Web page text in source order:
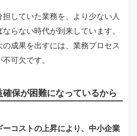
していた業務を、より少ない人
らない時代が到来しています。
成果を出すには、業務プロセス
可欠です。
保が困難になっているから
ーコストの上昇により、中小企業